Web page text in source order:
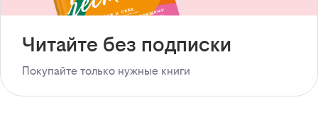
Читайте без подписки
Покупайте только нужные книги